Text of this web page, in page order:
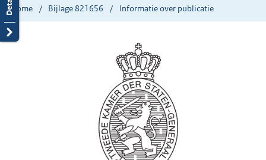
Home Bijlage 821656 Informatie over publicatie